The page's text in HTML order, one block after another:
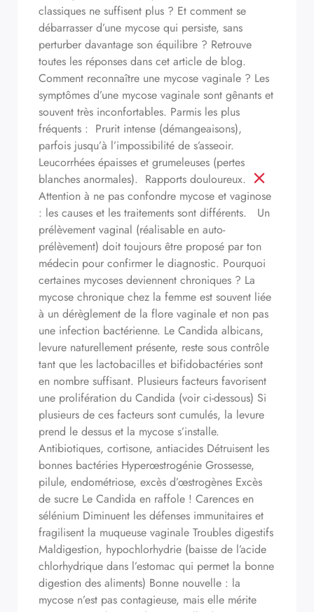
classiques ne suffisent plus ? Et comment se
débarrasser d’une mycose qui persiste, sans
perturber davantage son équilibre ? Retrouve
toutes les réponses dans cet article de blog.
Comment reconnaître une mycose vaginale ? Les
symptômes d’une mycose vaginale sont gênants et
souvent très inconfortables. Parmis les plus
fréquents : Prurit intense (démangeaisons),
parfois jusqu’à l’impossibilité de s’asseoir.
Leucorrhées épaisses et grumeleuses (pertes
blanches anormales). Rapports douloureux.
Attention à ne pas confondre mycose et vaginose
: les causes et les traitements sont différents. Un
prélèvement vaginal (réalisable en auto-
prélèvement) doit toujours être proposé par ton
médecin pour confirmer le diagnostic. Pourquoi
certaines mycoses deviennent chroniques ? La
mycose chronique chez la femme est souvent liée
à un dérèglement de la flore vaginale et non pas
une infection bactérienne. Le Candida albicans,
levure naturellement présente, reste sous contrôle
tant que les lactobacilles et bifidobactéries sont
en nombre suffisant. Plusieurs facteurs favorisent
une prolifération du Candida (voir ci-dessous) Si
plusieurs de ces facteurs sont cumulés, la levure
prend le dessus et la mycose s’installe.
Antibiotiques, cortisone, antiacides Détruisent les
bonnes bactéries Hyperœstrogénie Grossesse,
pilule, endométriose, excès d’œstrogènes Excès
de sucre Le Candida en raffole ! Carences en
sélénium Diminuent les défenses immunitaires et
fragilisent la muqueuse vaginale Troubles digestifs
Maldigestion, hypochlorhydrie (baisse de l’acide
chlorhydrique dans l’estomac qui permet la bonne
digestion des aliments) Bonne nouvelle : la
mycose n’est pas contagieuse, mais elle mérite